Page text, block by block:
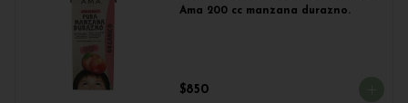
Ama 200 cc manzana durazno.
$850